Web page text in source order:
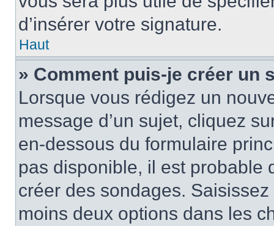
d’insérer votre signature.
Haut
» Comment puis-je créer un
Lorsque vous rédigez un
message d’un sujet, cliquez
en-dessous du formulaire
pas disponible, il est probable
créer des sondages.
moins deux options dans les